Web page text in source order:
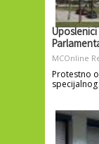
MCOnline
Protestno